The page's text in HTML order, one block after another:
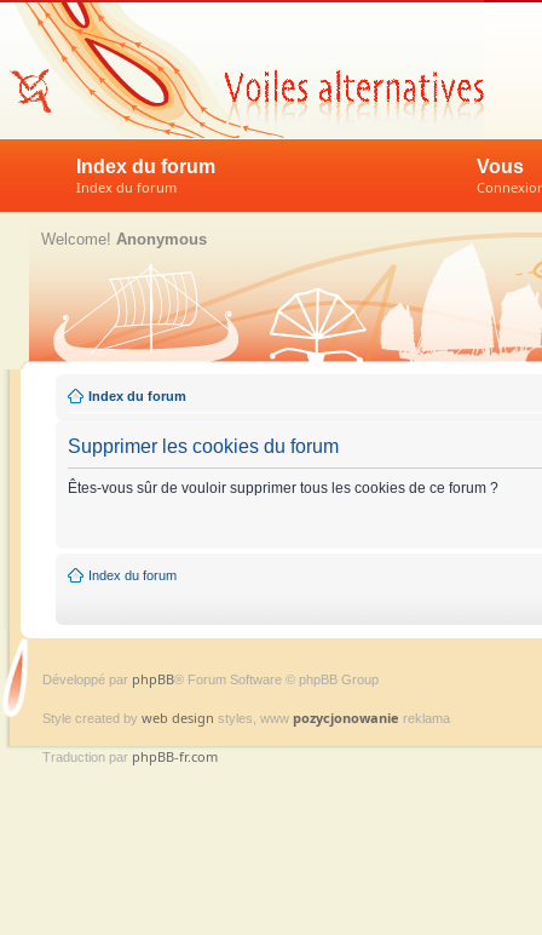
Index du forum
Index du forum
Vous
Welcome! Anonymous
Index du forum
Supprimer les cookies du forum
Êtes-vous sûr de vouloir supprimer tous les cookies de ce forum ?
Index du forum
Développé par phpBB® Forum Software © phpBB Group
Style created by web design styles, www pozycjonowanie reklama
Traduction par phpBB-fr.com